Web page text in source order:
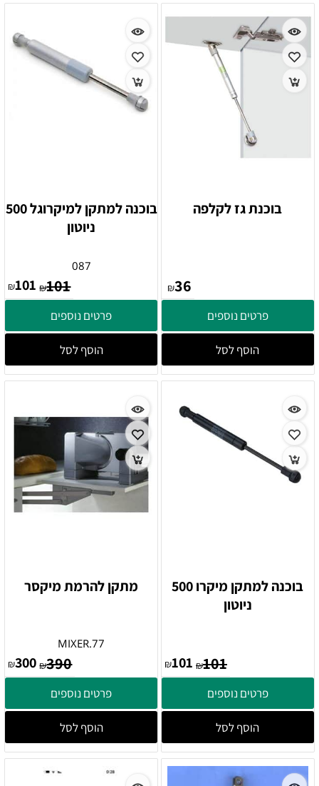
בוכנת גז לקלפה
₪36
פרטים נוספים
הוסף לסל
בוכנה למתקן למיקרוגל 500
ניוטון
087
₪101
₪101
פרטים נוספים
הוסף לסל
בוכנה למתקן מיקרו 500
ניוטון
₪101
₪101
פרטים נוספים
הוסף לסל
מתקן להרמת מיקסר
MIXER.77
₪390
₪300
פרטים נוספים
הוסף לסל